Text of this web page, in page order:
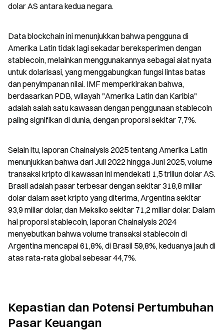
dolar AS antara kedua negara.
Data blockchain ini menunjukkan bahwa pengguna di
Amerika Latin tidak lagi sekadar bereksperimen dengan
stablecoin, melainkan menggunakannya sebagai alat nyata
untuk dolarisasi, yang menggabungkan fungsi lintas batas
dan penyimpanan nilai. IMF memperkirakan bahwa,
berdasarkan PDB, wilayah "Amerika Latin dan Karibia"
adalah salah satu kawasan dengan penggunaan stablecoin
paling signifikan di dunia, dengan proporsi sekitar 7,7%.
Selain itu, laporan Chainalysis 2025 tentang Amerika Latin
menunjukkan bahwa dari Juli 2022 hingga Juni 2025, volume
transaksi kripto di kawasan ini mendekati 1,5 triliun dolar AS.
Brasil adalah pasar terbesar dengan sekitar 318,8 miliar
dolar dalam aset kripto yang diterima, Argentina sekitar
93,9 miliar dolar, dan Meksiko sekitar 71,2 miliar dolar. Dalam
hal proporsi stablecoin, laporan Chainalysis 2024
menyebutkan bahwa volume transaksi stablecoin di
Argentina mencapai 61,8%, di Brasil 59,8%, keduanya jauh di
atas rata-rata global sebesar 44,7%.
Kepastian dan Potensi Pertumbuhan
Pasar Keuangan